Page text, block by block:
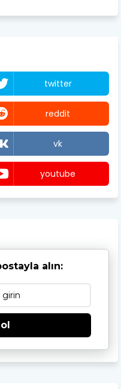
twitter
reddit
vk
youtube
alın: